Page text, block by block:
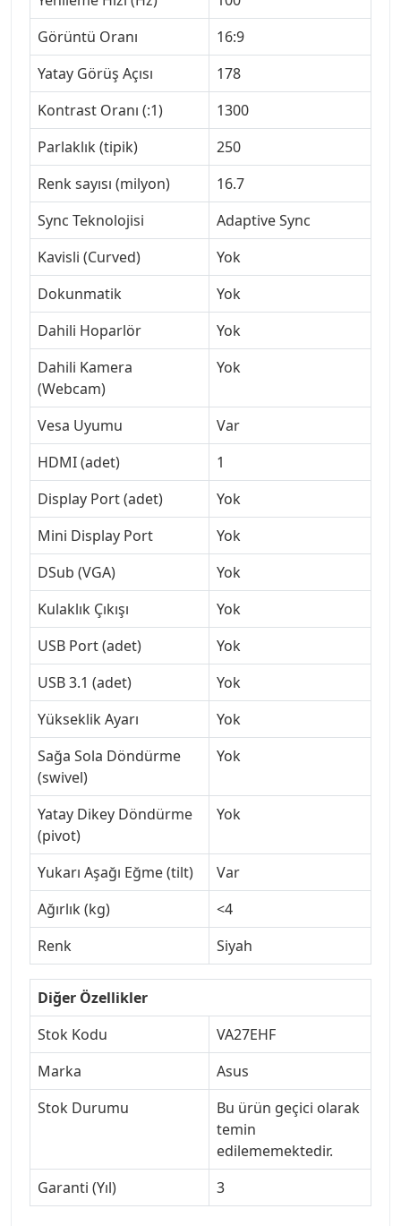
Görüntü Oranı
16:9
Yatay Görüş Açısı
178
Kontrast Oranı (:1)
1300
Parlaklık (tipik)
250
Renk sayısı (milyon)
16.7
Sync Teknolojisi
Adaptive Sync
Kavisli (Curved)
Yok
Dokunmatik
Yok
Dahili Hoparlör
Yok
Dahili Kamera
(Webcam)
Yok
Vesa Uyumu
Var
HDMI (adet)
1
Display Port (adet)
Yok
Mini Display Port
Yok
DSub (VGA)
Yok
Kulaklık Çıkışı
Yok
USB Port (adet)
Yok
USB 3.1 (adet)
Yok
Yükseklik Ayarı
Yok
Sağa Sola Döndürme
(swivel)
Yok
Yatay Dikey Döndürme
(pivot)
Yok
Yukarı Aşağı Eğme (tilt)
Var
Ağırlık (kg)
<4
Renk
Siyah
Diğer Özellikler
Stok Kodu
VA27EHF
Marka
Asus
Stok Durumu
Bu ürün geçici olarak
temin
edilememektedir.
Garanti (Yıl)
3